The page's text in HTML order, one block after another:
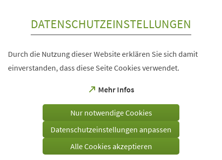
DATENSCHUTZEINSTELLUNGEN
Durch die Nutzung dieser Website erklären Sie sich damit
einverstanden, dass diese Seite Cookies verwendet.
Mehr Infos
(Öffnet
einem
Tab)
Nur notwendige Cookies
Datenschutzeinstellungen anpassen
Alle Cookies akzeptieren